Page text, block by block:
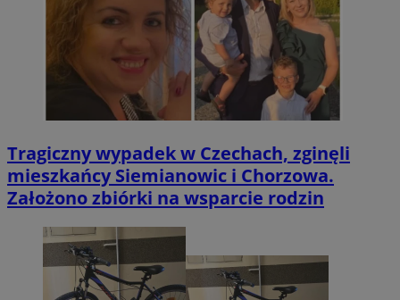
Tragiczny wypadek w Czechach, zginęli
mieszkańcy Siemianowic i Chorzowa.
Założono zbiórki na wsparcie rodzin